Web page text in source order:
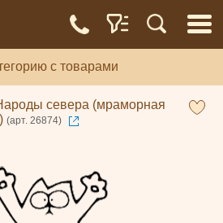
с товарами
севера (мраморная
(арт. 26874)